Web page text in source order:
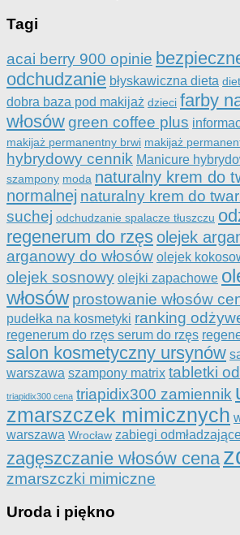
Tagi
acai berry 900 opinie
odchudzanie błyskawiczna dieta
dobra baza pod makijaż dzieci farby
włosówgreen coffee plus
makijaż permanentny brwi makijaż
hybrydowy cennik Manicure
szampony moda naturalny krem do
normalnej naturalny krem do
suchej odchudzanie spalacze tłuszczu
regenerum do rzęsolejek
arganowy do włosów olejek
olejek sosnowy olejki zapachowe
włosów prostowanie włosów
pudełka na kosmetyki ranking
regenerum do rzęs serum do rzęs
salon kosmetyczny ursynów
warszawa szampony matrix tabletki
triapidix300 cena triapidix300 zamiennik
zmarszczek mimicznych
warszawa Wrocław zabiegi
zagęszczanie włosów cena
zmarszczki mimiczne
Uroda i piękno